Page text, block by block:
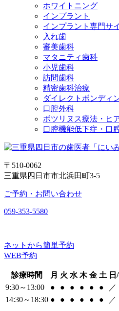
ホワイトニング
インプラント
インプラント専門サ
入れ歯
審美歯科
マタニティ歯科
小児歯科
訪問歯科
精密歯科治療
ダイレクトボンディ
口腔外科
ボツリヌス療法・ヒ
口腔機能低下症・口
〒510-0062
三重県四日市市北浜田町3-5
ご予約・お問い合わせ
059-353-5580
ネットから簡単予約
WEB予約
診療時間 月 火 水 木 金 土 日
9:30～13:00
● ● ● ● ● ●
／
14:30～18:30 ● ● ● ● ● ● ／